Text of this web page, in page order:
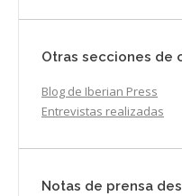
Otras secciones de
Blog de Iberian Press
Entrevistas realizadas
Notas de prensa